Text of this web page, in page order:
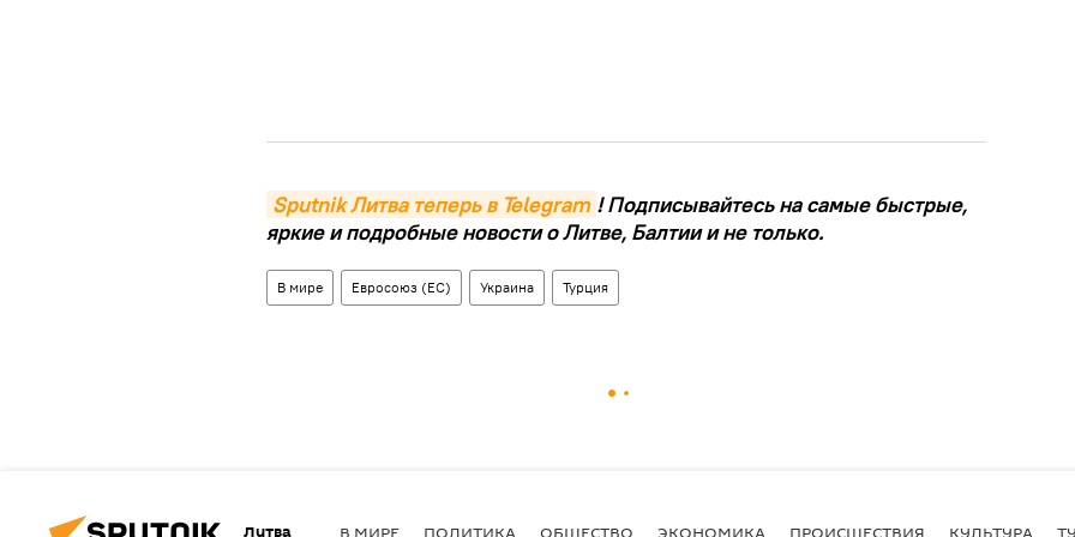
Sputnik Литва теперь в Telegram ! Подписывайтесь на самые быстрые,
яркие и подробные новости о Литве, Балтии и не только.
В мире Евросоюз (ЕС) Украина Турция
Литва В МИРЕ ПОЛИТИКА ОБЩЕСТВО ЭКОНОМИКА ПРОИСШЕСТВИЯ КУЛЬТУРА